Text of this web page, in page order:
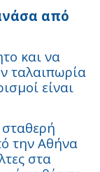
από
και να
ταλαιπωρία
είναι
την Αθήνα
στα